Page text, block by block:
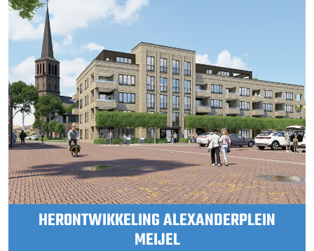
HERONTWIKKELING ALEXANDERPLEIN
MEIJEL